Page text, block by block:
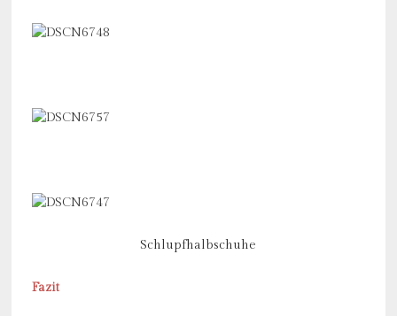
Schlupfhalbschuhe
Fazit